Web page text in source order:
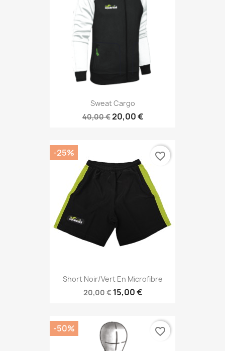
Sweat Cargo
40,00 €20,00 €
Short Noir/vert En Microfibre
20,00 € 15,00 €
-25% favorite_border
-50% favorite_border